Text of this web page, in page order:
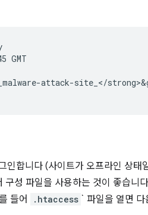
GMT
attack-site_</
인합니다 (사이트가 오프라인 상태
성 파일을 사용하는 것이 좋습니
들어
.htaccess ` 파일을 열면 다